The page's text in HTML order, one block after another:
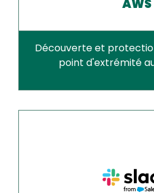
AWS
Découverte et
point d'extrémité